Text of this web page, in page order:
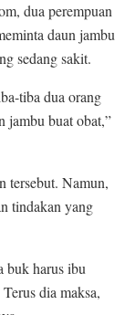
dua perempuan
daun jambu
sedang sakit.
tiba dua orang
jambu buat obat,”
tersebut. Namun,
tindakan yang
buk harus ibu
dia maksa,